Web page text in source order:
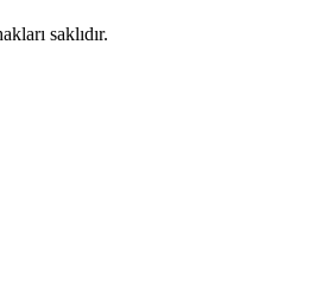
saklıdır.